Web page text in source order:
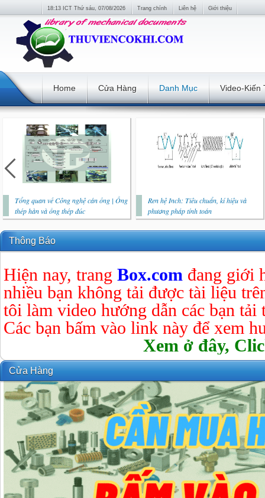
18:13 ICT Thứ sáu, 07/08/2026 Trang chính Liên hệ Giới thiệu
Home Cửa Hàng Danh Mục Video-Kiến
Tổng quan về Công nghệ cán ống | Ống
thép hàn và ống thép đúc
Ren hệ Inch: Tiêu chuẩn, kí hiệu và
phương pháp tính toán
Thông Báo
Hiện nay, trang Box.com đang giới
nhiều bạn không tải được tài liệu
tôi làm video hướng dẫn các bạn tải
Các bạn bấm vào link này để xem
Xem ở đây,
Cửa Hàng